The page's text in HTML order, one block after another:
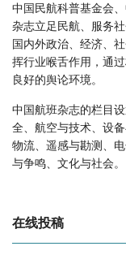
中国航班怎么样？
中国航班版面费如何收
中国航班是什么级别
中国航班审稿要多久？
中国航班是国家级期刊
中国民航科普基金会
杂志立足民航、服务
国内外政治、经济、
挥行业喉舌作用，通
良好的舆论环境。
中国航班杂志的栏目
全、航空与技术、设
物流、遥感与勘测、
与争鸣、文化与社会。
在线投稿